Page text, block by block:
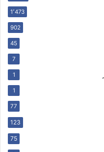
1٬473
902
45
7
1
1
77
123
75